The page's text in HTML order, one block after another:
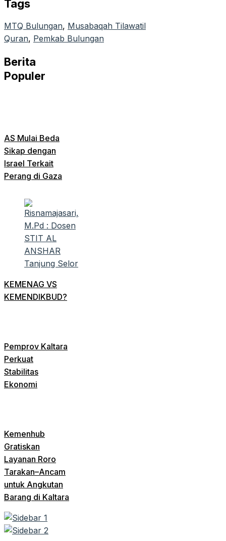
Tags
MTQ Bulungan, Musabaqah Tilawatil
Quran, Pemkab Bulungan
Berita
Populer
AS Mulai Beda
Sikap dengan
Israel Terkait
Perang di Gaza
KEMENAG VS
KEMENDIKBUD?
Pemprov Kaltara
Perkuat
Stabilitas
Ekonomi
Kemenhub
Gratiskan
Layanan Roro
Tarakan–Ancam
untuk Angkutan
Barang di Kaltara